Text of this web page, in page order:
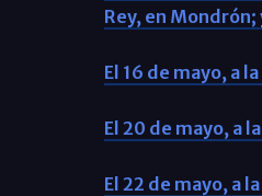
Rey, en
El 16 de mayo, a
El 20 de mayo, a
El 22 de mayo, a